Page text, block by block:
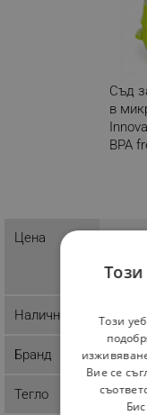
Съд
в
BPA
Цена
Наличност
Бранд
Тегло 0.2 kg
Този
Вие се